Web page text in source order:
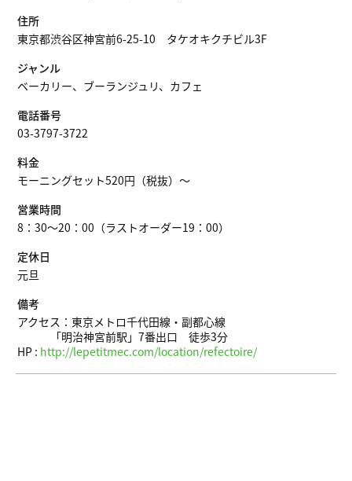
住所
東京都渋谷区神宮前6-25-10 タケオキクチビル3F
ジャンル
ベーカリー、ブーランジュリ、カフェ
電話番号
03-3797-3722
料金
モーニングセット520円（税抜）〜
営業時間
8：30～20：00（ラストオーダー19：00）
定休日
元旦
備考
アクセス：東京メトロ千代田線・副都心線
「明治神宮前駅」7番出口 徒歩3分
HP : http://lepetitmec.com/location/refectoire/